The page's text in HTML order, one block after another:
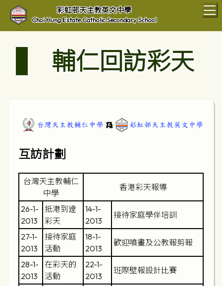
彩虹邨天主教英文中學
Choi Hung Estate Catholic Secondary School
輔仁回訪彩天
互訪計劃
台灣天主教輔仁
中學
香港彩天報導
26-1-
2013
抵港到逹
彩天
14-1-
2013
接待家庭學伴培訓
27-1-
2013
接待家庭
活動
18-1-
2013
歡迎噴畫及公教報剪報
28-1-
2013
在彩天的
活動
22-1-
2013
班際壁報設計比賽